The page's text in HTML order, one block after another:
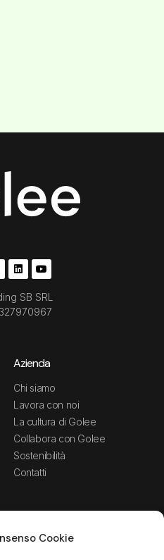
Cookie
SB SRL
Azienda
Chi siamo
Lavora con noi
La cultura di Golee
Collabora con Golee
Sostenibilità
Contatti